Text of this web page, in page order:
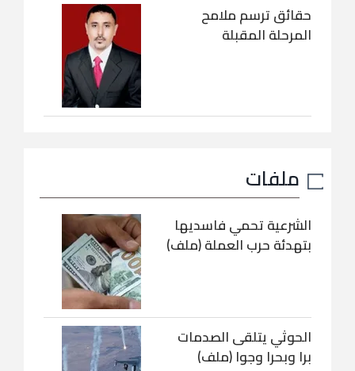
حقائق ترسم ملامح
المرحلة المقبلة
ملفات
الشرعية تحمي فاسديها
بتهدئة حرب العملة (ملف)
الحوثي يتلقى الصدمات
برا وبحرا وجوا (ملف)